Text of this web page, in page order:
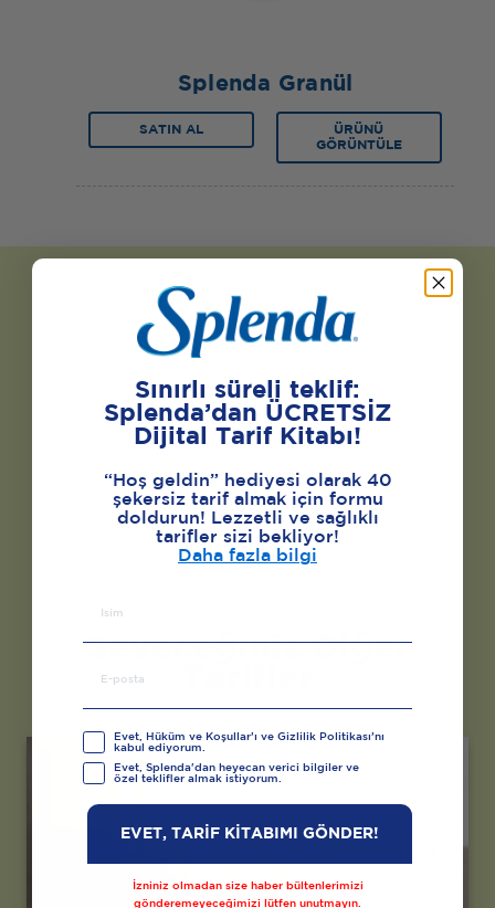
Splenda Granül
SATIN AL
ÜRÜNÜ
GÖRÜNTÜLE
Seveceğiniz Diğer
Sınırlı süreli teklif:
Splenda’dan ÜCRETSİZ
Dijital Tarif Kitabı!
“Hoş geldin” hediyesi olarak 40
şekersiz tarif almak için formu
doldurun! Lezzetli ve sağlıklı
tarifler sizi bekliyor!
Daha fazla bilgi
Evet, Hüküm ve Koşullar’ı ve Gizlilik Politikası’nı
kabul ediyorum.
Evet, Splenda'dan heyecan verici bilgiler ve
özel teklifler almak istiyorum.
EVET, TARİF KİTABIMI GÖNDER!
İzniniz olmadan size haber bültenlerimizi
gönderemeyeceğimizi lütfen unutmayın.